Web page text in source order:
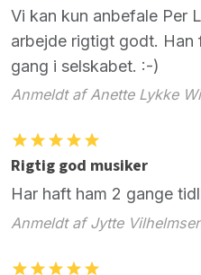
Vi kan kun anbefale Per
arbejde rigtigt godt.
gang i selskabet. :-)
Anmeldt af Anette Lykke
Rigtig god musiker
Har haft ham 2 gange
Anmeldt af Jytte